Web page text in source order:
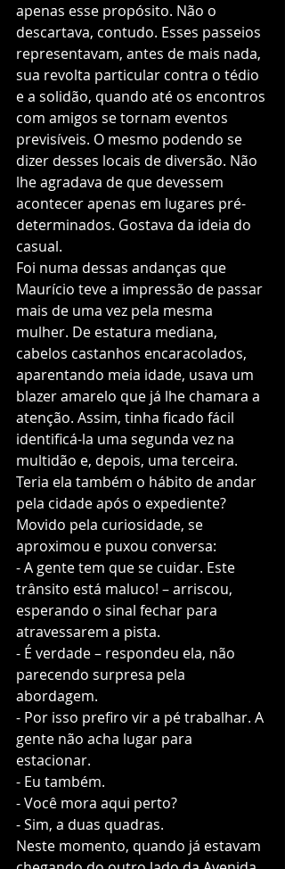
apenas esse propósito. Não o
descartava, contudo. Esses passeios
representavam, antes de mais nada,
sua revolta particular contra o tédio
e a solidão, quando até os encontros
com amigos se tornam eventos
previsíveis. O mesmo podendo se
dizer desses locais de diversão. Não
lhe agradava de que devessem
acontecer apenas em lugares pré-
determinados. Gostava da ideia do
casual.
Foi numa dessas andanças que
Maurício teve a impressão de passar
mais de uma vez pela mesma
mulher. De estatura mediana,
cabelos castanhos encaracolados,
aparentando meia idade, usava um
blazer amarelo que já lhe chamara a
atenção. Assim, tinha ficado fácil
identificá-la uma segunda vez na
multidão e, depois, uma terceira.
Teria ela também o hábito de andar
pela cidade após o expediente?
Movido pela curiosidade, se
aproximou e puxou conversa:
- A gente tem que se cuidar. Este
trânsito está maluco! – arriscou,
esperando o sinal fechar para
atravessarem a pista.
- É verdade – respondeu ela, não
parecendo surpresa pela
abordagem.
- Por isso prefiro vir a pé trabalhar. A
gente não acha lugar para
estacionar.
- Eu também.
- Você mora aqui perto?
- Sim, a duas quadras.
Neste momento, quando já estavam